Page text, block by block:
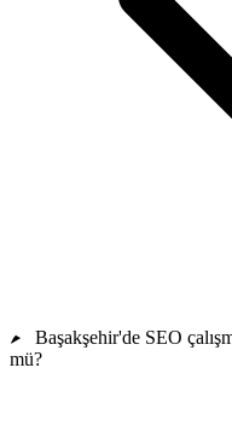
Başakşehir'de SEO
mü?